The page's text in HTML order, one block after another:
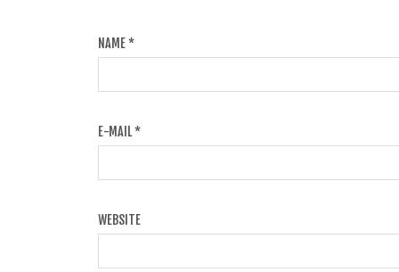
NAME*
E-MAIL*
WEBSITE